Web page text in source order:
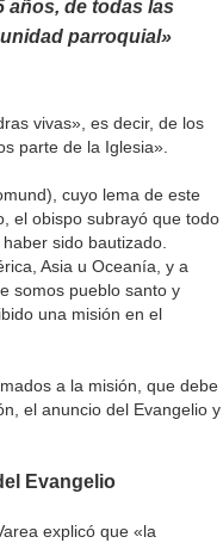
años, de todas las
parroquial»
vivas», es decir, de los
parte de la Iglesia».
cuyo lema de este
el obispo subrayó que todo
sido bautizado.
Asia u Oceanía, y a
somos pueblo santo y
una misión en el
a la misión, que debe
el anuncio del Evangelio y
Evangelio
explicó que «la